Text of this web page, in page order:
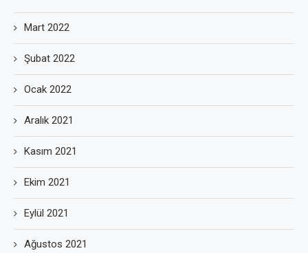
Mart 2022
Şubat 2022
Ocak 2022
Aralık 2021
Kasım 2021
Ekim 2021
Eylül 2021
Ağustos 2021